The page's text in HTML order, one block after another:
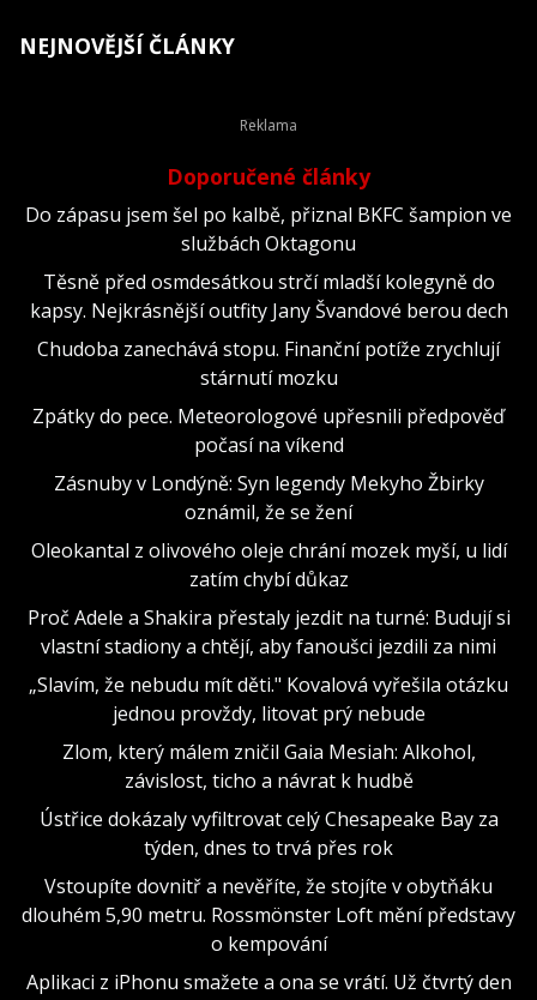
NEJNOVĚJŠÍ ČLÁNKY
Doporučené články
Do zápasu jsem šel po kalbě, přiznal BKFC šampion ve
službách Oktagonu
Těsně před osmdesátkou strčí mladší kolegyně do
kapsy. Nejkrásnější outfity Jany Švandové berou dech
Chudoba zanechává stopu. Finanční potíže zrychlují
stárnutí mozku
Zpátky do pece. Meteorologové upřesnili předpověď
počasí na víkend
Zásnuby v Londýně: Syn legendy Mekyho Žbirky
oznámil, že se žení
Oleokantal z olivového oleje chrání mozek myší, u lidí
zatím chybí důkaz
Proč Adele a Shakira přestaly jezdit na turné: Budují si
vlastní stadiony a chtějí, aby fanoušci jezdili za nimi
„Slavím, že nebudu mít děti." Kovalová vyřešila otázku
jednou provždy, litovat prý nebude
Zlom, který málem zničil Gaia Mesiah: Alkohol,
závislost, ticho a návrat k hudbě
Ústřice dokázaly vyfiltrovat celý Chesapeake Bay za
týden, dnes to trvá přes rok
Vstoupíte dovnitř a nevěříte, že stojíte v obytňáku
dlouhém 5,90 metru. Rossmönster Loft mění představy
o kempování
Aplikaci z iPhonu smažete a ona se vrátí. Už čtvrtý den